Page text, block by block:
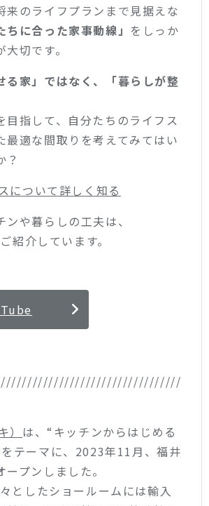
来のライフプランまで見据えな
ちに合った家事動線」 をしっか
切です。
る家」ではなく、「暮らしが整
目指して、自分たちのライフス
最適な間取りを考えてみてはい
？
について詳しく知る
や暮らしの工夫は、
紹介しています。
は、“キッチンからはじめる
テーマに、2023年11月、福井
プンしました。
としたショールームには輸入